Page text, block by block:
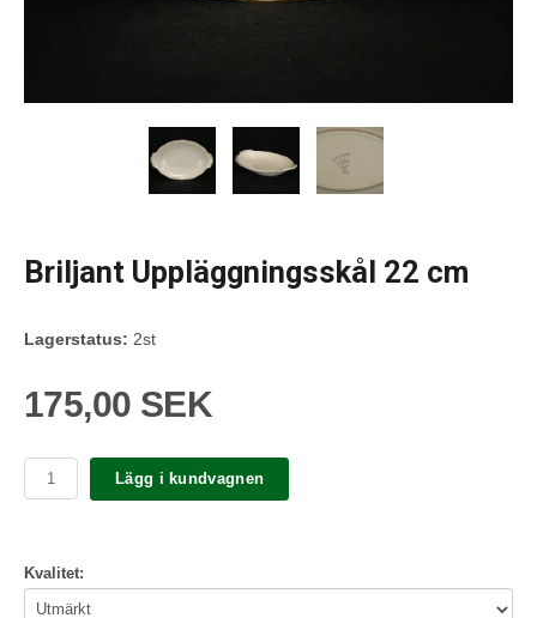
Briljant Uppläggningsskål 22 cm
Lagerstatus: 2st
175,00 SEK
Lägg i kundvagnen
Kvalitet: